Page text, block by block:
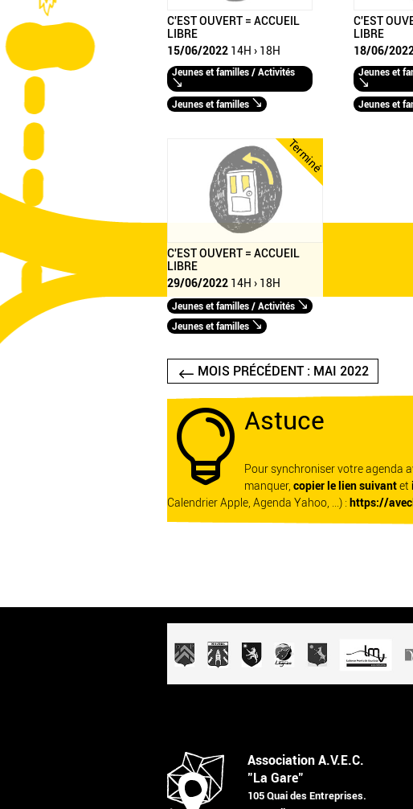
C'EST OUVERT = ACCUEIL
LIBRE
15/06/2022 14H › 18H
Jeunes et familles / Activités
Jeunes et familles
C'EST
LIBRE
18/06/
Jeunes et
Jeunes et
Terminé
C'EST OUVERT = ACCUEIL
LIBRE
29/06/2022 14H › 18H
Jeunes et familles / Activités
Jeunes et familles
MOIS PRÉCÉDENT : MAI 2022
 Astuce
Pour synchroniser votre agenda
manquer, copier le lien suivantet
Calendrier Apple, Agenda Yahoo, ...) : https://
Association A.V.E.C.
"La Gare"
105 Quai des Entreprises.